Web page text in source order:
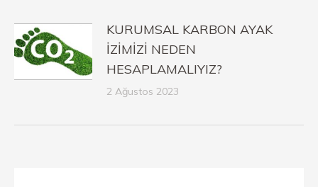
KURUMSAL KARBON AYAK
İZİMİZİ NEDEN
HESAPLAMALIYIZ?
2 Ağustos 2023